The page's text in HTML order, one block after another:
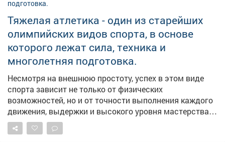
Тяжелая атлетика - один из старейших
олимпийских видов спорта, в основе
которого лежат сила, техника и
многолетняя подготовка.
Несмотря на внешнюю простоту, успех в этом виде
спорта зависит не только от физических
возможностей, но и от точности выполнения каждого
движения, выдержки и высокого уровня мастерства.
На протяжении многих десятилетий тяжелая атлетика
занимает важное место в отечественном спорте.